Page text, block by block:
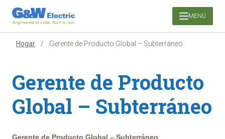
Saltar
contenido
MENÚ
Hogar / Gerente de Producto Global – Subterráneo
Gerente de Producto
Global – Subterráneo
Gerente de Producto Global – Subterráneo